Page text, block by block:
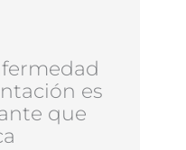
es
que